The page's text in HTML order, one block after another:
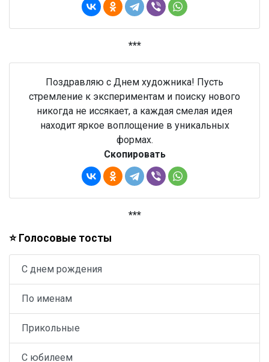
***
Поздравляю с Днем художника! Пусть
стремление к экспериментам и поиску нового
никогда не иссякает, а каждая смелая идея
находит яркое воплощение в уникальных
формах.
Скопировать
***
⭐ Голосовые тосты
С днем рождения
По именам
Прикольные
С юбилеем